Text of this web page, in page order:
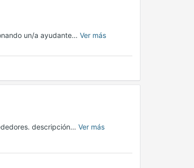
un/a ayudante… Ver más
descripción… Ver más